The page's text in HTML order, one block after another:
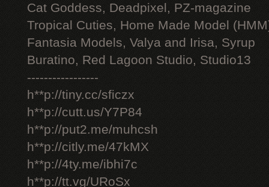
Cat Goddess, Deadpixel, PZ-magazine
Tropical Cuties, Home Made Model
Fantasia Models, Valya and Irisa, Syrup
Buratino, Red Lagoon Studio, Studio13
-----------------
h**p://tiny.cc/sficzx
h**p://cutt.us/Y7P84
h**p://put2.me/muhcsh
h**p://citly.me/47kMX
h**p://4ty.me/ibhi7c
h**p://tt.vg/URoSx